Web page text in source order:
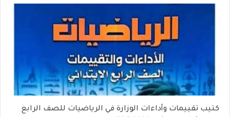
كتيب تقييمات وأداءات الوزارة في الرياضيات للصف الرابع